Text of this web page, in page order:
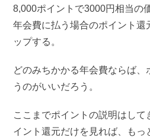
8,000ポイントで3000円相当の
年会費に払う場合のポイント還
ップする。
どのみちかかる年会費ならば、
うのがいいだろう。
ここまでポイントの説明はし
イント還元だけを見れば、もっ